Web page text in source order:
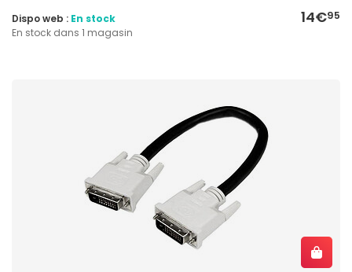
14€95
Dispo web : En stock
En stock dans 1 magasin